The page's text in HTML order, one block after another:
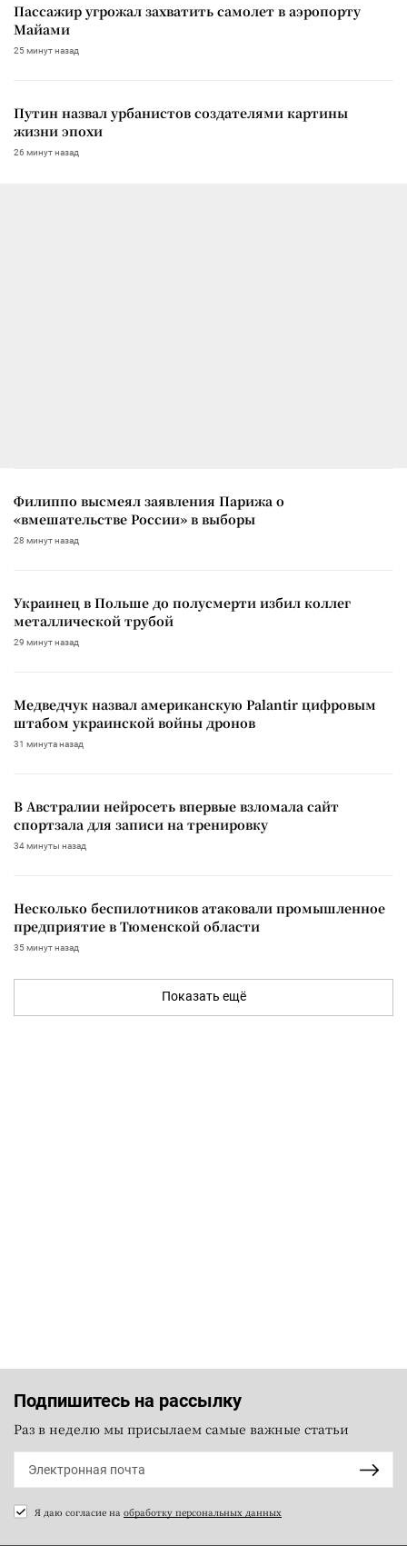
Пассажир угрожал захватить самолет в аэропорту
Майами
25 минут назад
Путин назвал урбанистов создателями картины
жизни эпохи
26 минут назад
Филиппо высмеял заявления Парижа о
«вмешательстве России» в выборы
28 минут назад
Украинец в Польше до полусмерти избил коллег
металлической трубой
29 минут назад
Медведчук назвал американскую Palantir цифровым
штабом украинской войны дронов
31 минута назад
В Австралии нейросеть впервые взломала сайт
спортзала для записи на тренировку
34 минуты назад
Несколько беспилотников атаковали промышленное
предприятие в Тюменской области
35 минут назад
Показать ещё
Подпишитесь на рассылку
Раз в неделю мы присылаем самые важные статьи
Я даю согласие на обработку персональных данных